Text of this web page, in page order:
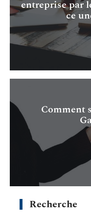
entreprise par
ce
Comment
Recherche